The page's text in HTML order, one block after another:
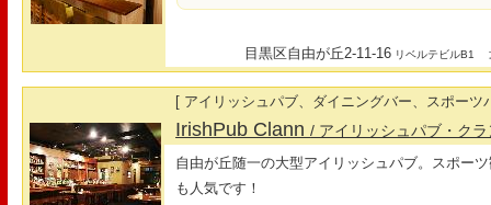
目黒区自由が丘2-11-16 リベルテビルB1
[ アイリッシュパブ、ダイニングバー、スポーツ
IrishPub Clann/ アイリッシュパブ・クラ
自由が丘随一の大型アイリッシュパブ。スポー
も人気です！